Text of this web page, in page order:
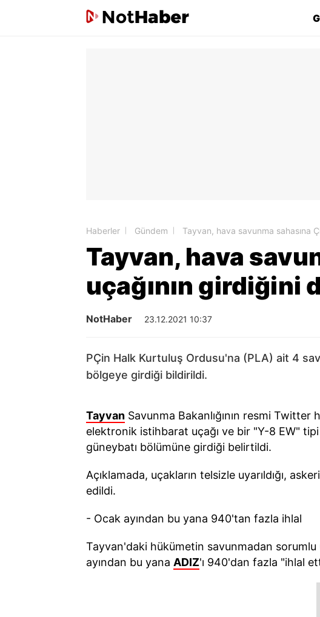
Haberler Gündem Tayvan, hava savunma sahasına
Tayvan, hava
uçağının girdiğini
NotHaber 23.12.2021 10:37
PÇin Halk Kurtuluş Ordusu'na (PLA) ait 4
bölgeye girdiği bildirildi.
Tayvan Savunma Bakanlığının resmi Twitter
elektronik istihbarat uçağı ve bir "Y-8 EW"
güneybatı bölümüne girdiği belirtildi.
Açıklamada, uçakların telsizle uyarıldığı,
edildi.
- Ocak ayından bu yana 940'tan fazla ihlal
Tayvan'daki hükümetin savunmadan sorumlu
ayından bu yana ADIZ'ı 940'dan fazla "ihlal